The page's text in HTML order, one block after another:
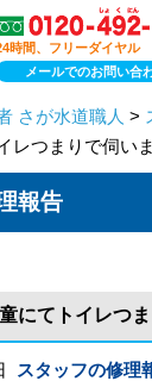
時間、フリーダイヤル
メールでのお問い合
さが水道職人 >
レつまりで伺いま
報告
にてトイレつま
スタッフの修理